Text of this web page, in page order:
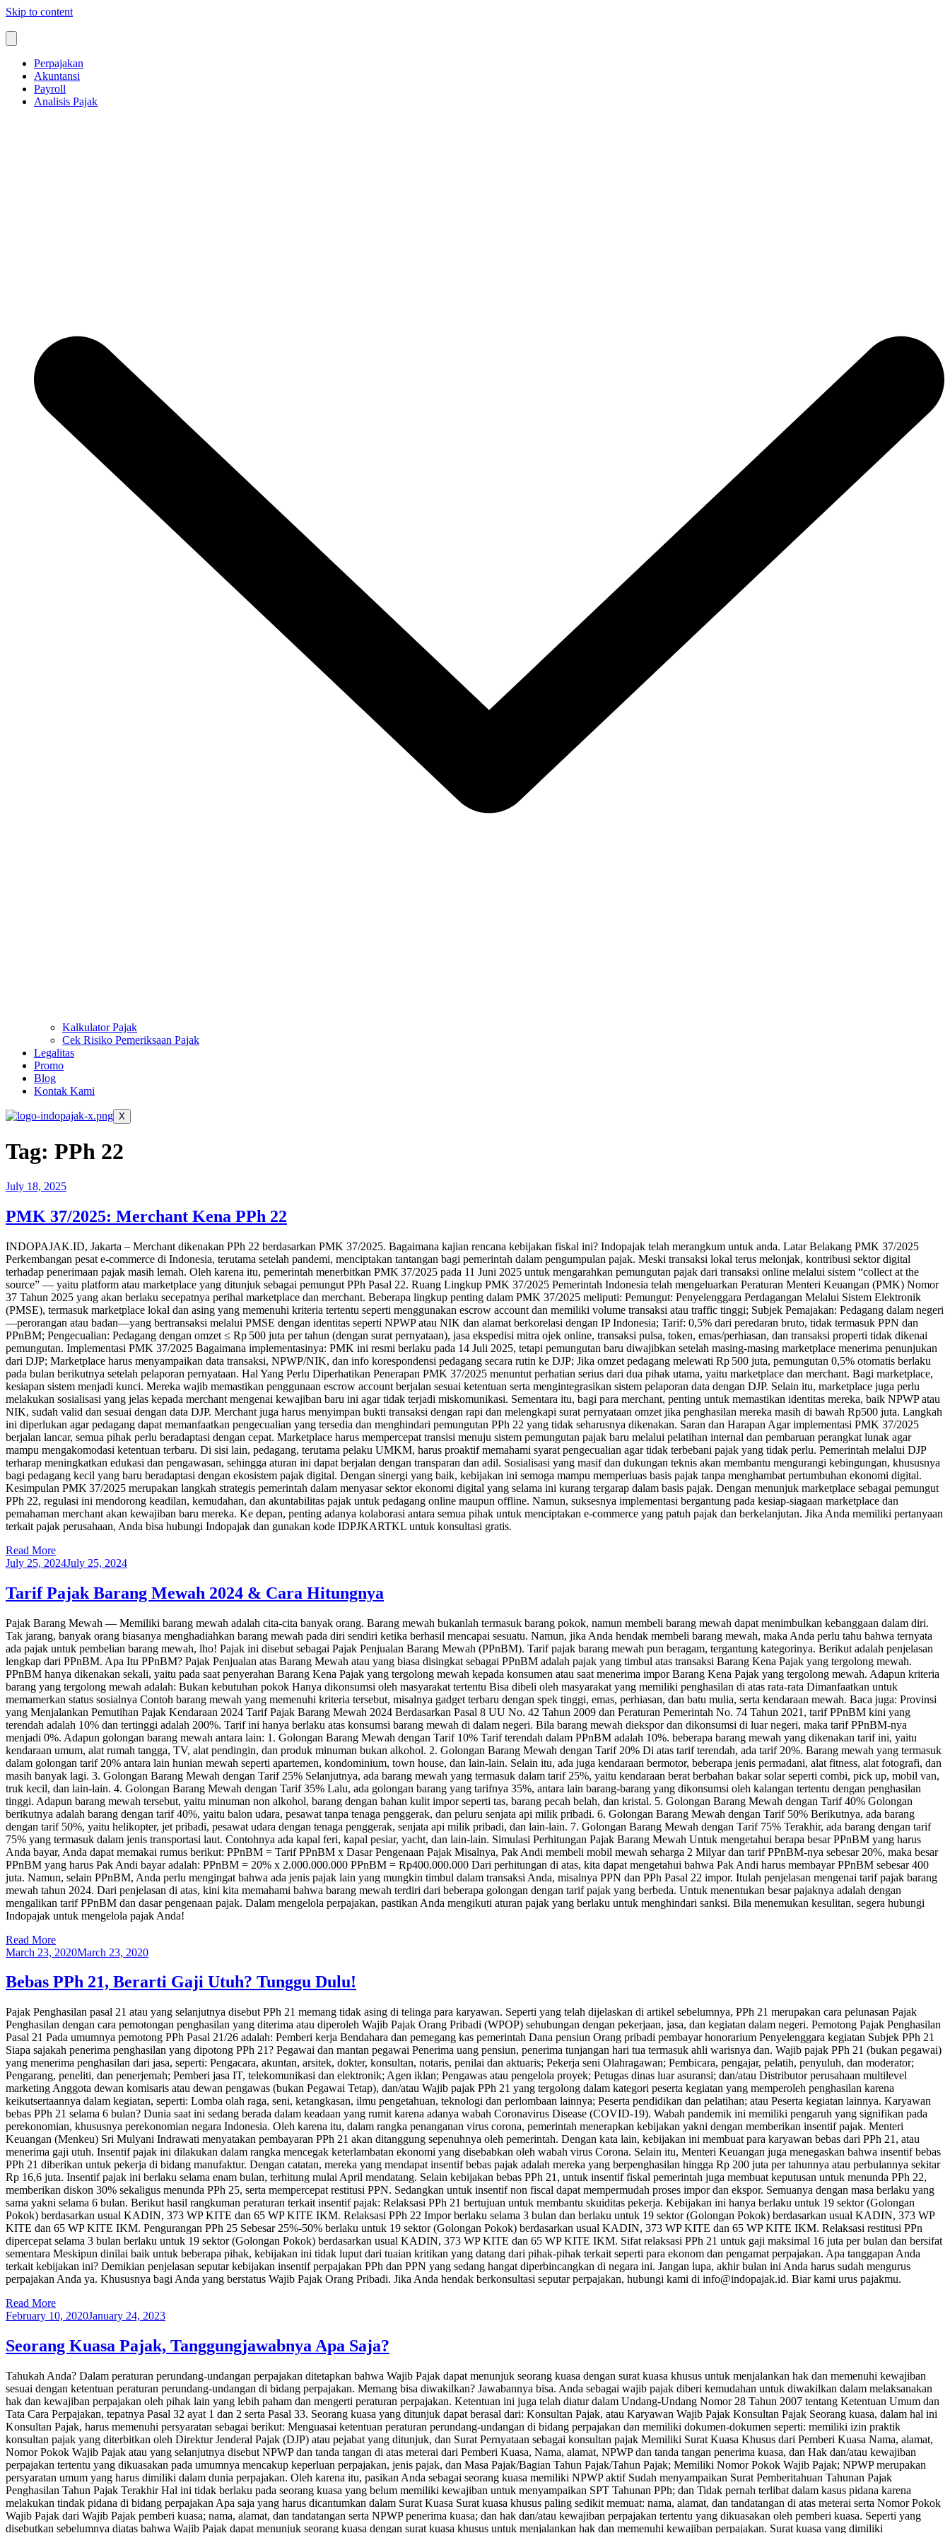
Skip to content
Perpajakan
Akuntansi
Payroll
Analisis Pajak
Kalkulator Pajak
Cek Risiko Pemeriksaan Pajak
Legalitas
Promo
Blog
Kontak Kami
X
Tag: PPh 22
July 18, 2025
PMK 37/2025: Merchant Kena PPh 22
INDOPAJAK.ID, Jakarta – Merchant dikenakan PPh 22 berdasarkan PMK 37/2025. Bagaimana kajian rencana kebijakan fiskal ini? Indopajak telah merangkum untuk anda. Latar Belakang PMK 37/2025
Perkembangan pesat e-commerce di Indonesia, terutama setelah pandemi, menciptakan tantangan bagi pemerintah dalam pengumpulan pajak. Meski transaksi lokal terus melonjak, kontribusi sektor digital
terhadap penerimaan pajak masih lemah. Oleh karena itu, pemerintah menerbitkan PMK 37/2025 pada 11 Juni 2025 untuk mengarahkan pemungutan pajak dari transaksi online melalui sistem “collect at the
source” — yaitu platform atau marketplace yang ditunjuk sebagai pemungut PPh Pasal 22. Ruang Lingkup PMK 37/2025 Pemerintah Indonesia telah mengeluarkan Peraturan Menteri Keuangan (PMK) Nomor
37 Tahun 2025 yang akan berlaku secepatnya perihal marketplace dan merchant. Beberapa lingkup penting dalam PMK 37/2025 meliputi: Pemungut: Penyelenggara Perdagangan Melalui Sistem Elektronik
(PMSE), termasuk marketplace lokal dan asing yang memenuhi kriteria tertentu seperti menggunakan escrow account dan memiliki volume transaksi atau traffic tinggi; Subjek Pemajakan: Pedagang dalam negeri
—perorangan atau badan—yang bertransaksi melalui PMSE dengan identitas seperti NPWP atau NIK dan alamat berkorelasi dengan IP Indonesia; Tarif: 0,5% dari peredaran bruto, tidak termasuk PPN dan
PPnBM; Pengecualian: Pedagang dengan omzet ≤ Rp 500 juta per tahun (dengan surat pernyataan), jasa ekspedisi mitra ojek online, transaksi pulsa, token, emas/perhiasan, dan transaksi properti tidak dikenai
pemungutan. Implementasi PMK 37/2025 Bagaimana implementasinya: PMK ini resmi berlaku pada 14 Juli 2025, tetapi pemungutan baru diwajibkan setelah masing-masing marketplace menerima penunjukan
dari DJP; Marketplace harus menyampaikan data transaksi, NPWP/NIK, dan info korespondensi pedagang secara rutin ke DJP; Jika omzet pedagang melewati Rp 500 juta, pemungutan 0,5% otomatis berlaku
pada bulan berikutnya setelah pelaporan pernyataan. Hal Yang Perlu Diperhatikan Penerapan PMK 37/2025 menuntut perhatian serius dari dua pihak utama, yaitu marketplace dan merchant. Bagi marketplace,
kesiapan sistem menjadi kunci. Mereka wajib memastikan penggunaan escrow account berjalan sesuai ketentuan serta mengintegrasikan sistem pelaporan data dengan DJP. Selain itu, marketplace juga perlu
melakukan sosialisasi yang jelas kepada merchant mengenai kewajiban baru ini agar tidak terjadi miskomunikasi. Sementara itu, bagi para merchant, penting untuk memastikan identitas mereka, baik NPWP atau
NIK, sudah valid dan sesuai dengan data DJP. Merchant juga harus menyimpan bukti transaksi dengan rapi dan melengkapi surat pernyataan omzet jika penghasilan mereka masih di bawah Rp500 juta. Langkah
ini diperlukan agar pedagang dapat memanfaatkan pengecualian yang tersedia dan menghindari pemungutan PPh 22 yang tidak seharusnya dikenakan. Saran dan Harapan Agar implementasi PMK 37/2025
berjalan lancar, semua pihak perlu beradaptasi dengan cepat. Marketplace harus mempercepat transisi menuju sistem pemungutan pajak baru melalui pelatihan internal dan pembaruan perangkat lunak agar
mampu mengakomodasi ketentuan terbaru. Di sisi lain, pedagang, terutama pelaku UMKM, harus proaktif memahami syarat pengecualian agar tidak terbebani pajak yang tidak perlu. Pemerintah melalui DJP
terharap meningkatkan edukasi dan pengawasan, sehingga aturan ini dapat berjalan dengan transparan dan adil. Sosialisasi yang masif dan dukungan teknis akan membantu mengurangi kebingungan, khususnya
bagi pedagang kecil yang baru beradaptasi dengan ekosistem pajak digital. Dengan sinergi yang baik, kebijakan ini semoga mampu memperluas basis pajak tanpa menghambat pertumbuhan ekonomi digital.
Kesimpulan PMK 37/2025 merupakan langkah strategis pemerintah dalam menyasar sektor ekonomi digital yang selama ini kurang tergarap dalam basis pajak. Dengan menunjuk marketplace sebagai pemungut
PPh 22, regulasi ini mendorong keadilan, kemudahan, dan akuntabilitas pajak untuk pedagang online maupun offline. Namun, suksesnya implementasi bergantung pada kesiap-siagaan marketplace dan
pemahaman merchant akan kewajiban baru mereka. Ke depan, penting adanya kolaborasi antara semua pihak untuk menciptakan e-commerce yang patuh pajak dan berkelanjutan. Jika Anda memiliki pertanyaan
terkait pajak perusahaan, Anda bisa hubungi Indopajak dan gunakan kode IDPJKARTKL untuk konsultasi gratis.
Read More
July 25, 2024July 25, 2024
Tarif Pajak Barang Mewah 2024 & Cara Hitungnya
Pajak Barang Mewah — Memiliki barang mewah adalah cita-cita banyak orang. Barang mewah bukanlah termasuk barang pokok, namun membeli barang mewah dapat menimbulkan kebanggaan dalam diri.
Tak jarang, banyak orang biasanya menghadiahkan barang mewah pada diri sendiri ketika berhasil mencapai sesuatu. Namun, jika Anda hendak membeli barang mewah, maka Anda perlu tahu bahwa ternyata
ada pajak untuk pembelian barang mewah, lho! Pajak ini disebut sebagai Pajak Penjualan Barang Mewah (PPnBM). Tarif pajak barang mewah pun beragam, tergantung kategorinya. Berikut adalah penjelasan
lengkap dari PPnBM. Apa Itu PPnBM? Pajak Penjualan atas Barang Mewah atau yang biasa disingkat sebagai PPnBM adalah pajak yang timbul atas transaksi Barang Kena Pajak yang tergolong mewah.
PPnBM hanya dikenakan sekali, yaitu pada saat penyerahan Barang Kena Pajak yang tergolong mewah kepada konsumen atau saat menerima impor Barang Kena Pajak yang tergolong mewah. Adapun kriteria
barang yang tergolong mewah adalah: Bukan kebutuhan pokok Hanya dikonsumsi oleh masyarakat tertentu Bisa dibeli oleh masyarakat yang memiliki penghasilan di atas rata-rata Dimanfaatkan untuk
memamerkan status sosialnya Contoh barang mewah yang memenuhi kriteria tersebut, misalnya gadget terbaru dengan spek tinggi, emas, perhiasan, dan batu mulia, serta kendaraan mewah. Baca juga: Provinsi
yang Menjalankan Pemutihan Pajak Kendaraan 2024 Tarif Pajak Barang Mewah 2024 Berdasarkan Pasal 8 UU No. 42 Tahun 2009 dan Peraturan Pemerintah No. 74 Tahun 2021, tarif PPnBM kini yang
terendah adalah 10% dan tertinggi adalah 200%. Tarif ini hanya berlaku atas konsumsi barang mewah di dalam negeri. Bila barang mewah diekspor dan dikonsumsi di luar negeri, maka tarif PPnBM-nya
menjadi 0%. Adapun golongan barang mewah antara lain: 1. Golongan Barang Mewah dengan Tarif 10% Tarif terendah dalam PPnBM adalah 10%. beberapa barang mewah yang dikenakan tarif ini, yaitu
kendaraan umum, alat rumah tangga, TV, alat pendingin, dan produk minuman bukan alkohol. 2. Golongan Barang Mewah dengan Tarif 20% Di atas tarif terendah, ada tarif 20%. Barang mewah yang termasuk
dalam golongan tarif 20% antara lain hunian mewah seperti apartemen, kondominium, town house, dan lain-lain. Selain itu, ada juga kendaraan bermotor, beberapa jenis permadani, alat fitness, alat fotografi, dan
masih banyak lagi. 3. Golongan Barang Mewah dengan Tarif 25% Selanjutnya, ada barang mewah yang termasuk dalam tarif 25%, yaitu kendaraan berat berbahan bakar solar seperti combi, pick up, mobil van,
truk kecil, dan lain-lain. 4. Golongan Barang Mewah dengan Tarif 35% Lalu, ada golongan barang yang tarifnya 35%, antara lain barang-barang yang dikonsumsi oleh kalangan tertentu dengan penghasilan
tinggi. Adapun barang mewah tersebut, yaitu minuman non alkohol, barang dengan bahan kulit impor seperti tas, barang pecah belah, dan kristal. 5. Golongan Barang Mewah dengan Tarif 40% Golongan
berikutnya adalah barang dengan tarif 40%, yaitu balon udara, pesawat tanpa tenaga penggerak, dan peluru senjata api milik pribadi. 6. Golongan Barang Mewah dengan Tarif 50% Berikutnya, ada barang
dengan tarif 50%, yaitu helikopter, jet pribadi, pesawat udara dengan tenaga penggerak, senjata api milik pribadi, dan lain-lain. 7. Golongan Barang Mewah dengan Tarif 75% Terakhir, ada barang dengan tarif
75% yang termasuk dalam jenis transportasi laut. Contohnya ada kapal feri, kapal pesiar, yacht, dan lain-lain. Simulasi Perhitungan Pajak Barang Mewah Untuk mengetahui berapa besar PPnBM yang harus
Anda bayar, Anda dapat memakai rumus berikut: PPnBM = Tarif PPnBM x Dasar Pengenaan Pajak Misalnya, Pak Andi membeli mobil mewah seharga 2 Milyar dan tarif PPnBM-nya sebesar 20%, maka besar
PPnBM yang harus Pak Andi bayar adalah: PPnBM = 20% x 2.000.000.000 PPnBM = Rp400.000.000 Dari perhitungan di atas, kita dapat mengetahui bahwa Pak Andi harus membayar PPnBM sebesar 400
juta. Namun, selain PPnBM, Anda perlu mengingat bahwa ada jenis pajak lain yang mungkin timbul dalam transaksi Anda, misalnya PPN dan PPh Pasal 22 impor. Itulah penjelasan mengenai tarif pajak barang
mewah tahun 2024. Dari penjelasan di atas, kini kita memahami bahwa barang mewah terdiri dari beberapa golongan dengan tarif pajak yang berbeda. Untuk menentukan besar pajaknya adalah dengan
mengalikan tarif PPnBM dan dasar pengenaan pajak. Dalam mengelola perpajakan, pastikan Anda mengikuti aturan pajak yang berlaku untuk menghindari sanksi. Bila menemukan kesulitan, segera hubungi
Indopajak untuk mengelola pajak Anda!
Read More
March 23, 2020March 23, 2020
Bebas PPh 21, Berarti Gaji Utuh? Tunggu Dulu!
Pajak Penghasilan pasal 21 atau yang selanjutnya disebut PPh 21 memang tidak asing di telinga para karyawan. Seperti yang telah dijelaskan di artikel sebelumnya, PPh 21 merupakan cara pelunasan Pajak
Penghasilan dengan cara pemotongan penghasilan yang diterima atau diperoleh Wajib Pajak Orang Pribadi (WPOP) sehubungan dengan pekerjaan, jasa, dan kegiatan dalam negeri. Pemotong Pajak Penghasilan
Pasal 21 Pada umumnya pemotong PPh Pasal 21/26 adalah: Pemberi kerja Bendahara dan pemegang kas pemerintah Dana pensiun Orang pribadi pembayar honorarium Penyelenggara kegiatan Subjek PPh 21
Siapa sajakah penerima penghasilan yang dipotong PPh 21? Pegawai dan mantan pegawai Penerima uang pensiun, penerima tunjangan hari tua termasuk ahli warisnya dan. Wajib pajak PPh 21 (bukan pegawai)
yang menerima penghasilan dari jasa, seperti: Pengacara, akuntan, arsitek, dokter, konsultan, notaris, penilai dan aktuaris; Pekerja seni Olahragawan; Pembicara, pengajar, pelatih, penyuluh, dan moderator;
Pengarang, peneliti, dan penerjemah; Pemberi jasa IT, telekomunikasi dan elektronik; Agen iklan; Pengawas atau pengelola proyek; Petugas dinas luar asuransi; dan/atau Distributor perusahaan multilevel
marketing Anggota dewan komisaris atau dewan pengawas (bukan Pegawai Tetap), dan/atau Wajib pajak PPh 21 yang tergolong dalam kategori peserta kegiatan yang memperoleh penghasilan karena
keikutsertaannya dalam kegiatan, seperti: Lomba olah raga, seni, ketangkasan, ilmu pengetahuan, teknologi dan perlombaan lainnya; Peserta pendidikan dan pelatihan; atau Peserta kegiatan lainnya. Karyawan
bebas PPh 21 selama 6 bulan? Dunia saat ini sedang berada dalam keadaan yang rumit karena adanya wabah Coronavirus Disease (COVID-19). Wabah pandemik ini memiliki pengaruh yang signifikan pada
perekonomian, khususnya perekonomian negara Indonesia. Oleh karena itu, dalam rangka penanganan virus corona, pemerintah menerapkan kebijakan yakni dengan memberikan insentif pajak. Menteri
Keuangan (Menkeu) Sri Mulyani Indrawati menyatakan pembayaran PPh 21 akan ditanggung sepenuhnya oleh pemerintah. Dengan kata lain, kebijakan ini membuat para karyawan bebas dari PPh 21, atau
menerima gaji utuh. Insentif pajak ini dilakukan dalam rangka mencegak keterlambatan ekonomi yang disebabkan oleh wabah virus Corona. Selain itu, Menteri Keuangan juga menegaskan bahwa insentif bebas
PPh 21 diberikan untuk pekerja di bidang manufaktur. Dengan catatan, mereka yang mendapat insentif bebas pajak adalah mereka yang berpenghasilan hingga Rp 200 juta per tahunnya atau perbulannya sekitar
Rp 16,6 juta. Insentif pajak ini berlaku selama enam bulan, terhitung mulai April mendatang. Selain kebijakan bebas PPh 21, untuk insentif fiskal pemerintah juga membuat keputusan untuk menunda PPh 22,
memberikan diskon 30% sekaligus menunda PPh 25, serta mempercepat restitusi PPN. Sedangkan untuk insentif non fiscal dapat mempermudah proses impor dan ekspor. Semuanya dengan masa berlaku yang
sama yakni selama 6 bulan. Berikut hasil rangkuman peraturan terkait insentif pajak: Relaksasi PPh 21 bertujuan untuk membantu skuiditas pekerja. Kebijakan ini hanya berlaku untuk 19 sektor (Golongan
Pokok) berdasarkan usual KADIN, 373 WP KITE dan 65 WP KITE IKM. Relaksasi PPh 22 Impor berlaku selama 3 bulan dan berlaku untuk 19 sektor (Golongan Pokok) berdasarkan usual KADIN, 373 WP
KITE dan 65 WP KITE IKM. Pengurangan PPh 25 Sebesar 25%-50% berlaku untuk 19 sektor (Golongan Pokok) berdasarkan usual KADIN, 373 WP KITE dan 65 WP KITE IKM. Relaksasi restitusi PPn
dipercepat selama 3 bulan berlaku untuk 19 sektor (Golongan Pokok) berdasarkan usual KADIN, 373 WP KITE dan 65 WP KITE IKM. Sifat relaksasi PPh 21 untuk gaji maksimal 16 juta per bulan dan bersifat
sementara Meskipun dinilai baik untuk beberapa pihak, kebijakan ini tidak luput dari tuaian kritikan yang datang dari pihak-pihak terkait seperti para ekonom dan pengamat perpajakan. Apa tanggapan Anda
terkait kebijakan ini? Demikian penjelasan seputar kebijakan insentif perpajakan PPh dan PPN yang sedang hangat diperbincangkan di negara ini. Jangan lupa, akhir bulan ini Anda harus sudah mengurus
perpajakan Anda ya. Khususnya bagi Anda yang berstatus Wajib Pajak Orang Pribadi. Jika Anda hendak berkonsultasi seputar perpajakan, hubungi kami di info@indopajak.id. Biar kami urus pajakmu.
Read More
February 10, 2020January 24, 2023
Seorang Kuasa Pajak, Tanggungjawabnya Apa Saja?
Tahukah Anda? Dalam peraturan perundang-undangan perpajakan ditetapkan bahwa Wajib Pajak dapat menunjuk seorang kuasa dengan surat kuasa khusus untuk menjalankan hak dan memenuhi kewajiban
sesuai dengan ketentuan peraturan perundang-undangan di bidang perpajakan. Memang bisa diwakilkan? Jawabannya bisa. Anda sebagai wajib pajak diberi kemudahan untuk diwakilkan dalam melaksanakan
hak dan kewajiban perpajakan oleh pihak lain yang lebih paham dan mengerti peraturan perpajakan. Ketentuan ini juga telah diatur dalam Undang-Undang Nomor 28 Tahun 2007 tentang Ketentuan Umum dan
Tata Cara Perpajakan, tepatnya Pasal 32 ayat 1 dan 2 serta Pasal 33. Seorang kuasa yang ditunjuk dapat berasal dari: Konsultan Pajak, atau Karyawan Wajib Pajak Konsultan Pajak Seorang kuasa, dalam hal ini
Konsultan Pajak, harus memenuhi persyaratan sebagai berikut: Menguasai ketentuan peraturan perundang-undangan di bidang perpajakan dan memiliki dokumen-dokumen seperti: memiliki izin praktik
konsultan pajak yang diterbitkan oleh Direktur Jenderal Pajak (DJP) atau pejabat yang ditunjuk, dan Surat Pernyataan sebagai konsultan pajak Memiliki Surat Kuasa Khusus dari Pemberi Kuasa Nama, alamat,
Nomor Pokok Wajib Pajak atau yang selanjutnya disebut NPWP dan tanda tangan di atas meterai dari Pemberi Kuasa, Nama, alamat, NPWP dan tanda tangan penerima kuasa, dan Hak dan/atau kewajiban
perpajakan tertentu yang dikuasakan pada umumnya mencakup keperluan perpajakan, jenis pajak, dan Masa Pajak/Bagian Tahun Pajak/Tahun Pajak; Memiliki Nomor Pokok Wajib Pajak; NPWP merupakan
persyaratan umum yang harus dimiliki dalam dunia perpajakan. Oleh karena itu, pasikan Anda sebagai seorang kuasa memiliki NPWP aktif Sudah menyampaikan Surat Pemberitahuan Tahunan Pajak
Penghasilan Tahun Pajak Terakhir Hal ini tidak berlaku pada seorang kuasa yang belum memiliki kewajiban untuk menyampaikan SPT Tahunan PPh; dan Tidak pernah terlibat dalam kasus pidana karena
melakukan tindak pidana di bidang perpajakan Apa saja yang harus dicantumkan dalam Surat Kuasa Surat kuasa khusus paling sedikit memuat: nama, alamat, dan tandatangan di atas meterai serta Nomor Pokok
Wajib Pajak dari Wajib Pajak pemberi kuasa; nama, alamat, dan tandatangan serta NPWP penerima kuasa; dan hak dan/atau kewajiban perpajakan tertentu yang dikuasakan oleh pemberi kuasa. Seperti yang
disebutkan sebelumnya diatas bahwa Wajib Pajak dapat menunjuk seorang kuasa dengan surat kuasa khusus untuk menjalankan hak dan memenuhi kewajiban perpajakan. Surat kuasa yang dimiliki